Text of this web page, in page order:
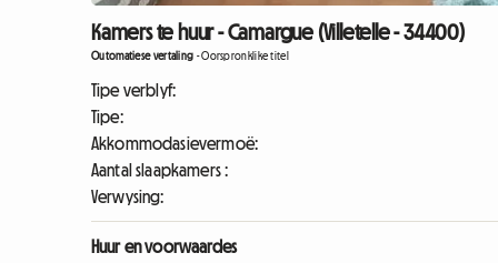
Kamers te huur - Camargue (Villetelle - 34400)
Outomatiese vertaling -Oorspronklike titel
Tipe verblyf:
Tipe:
Akkommodasievermoë:
Aantal slaapkamers :
Verwysing:
Huur en voorwaardes